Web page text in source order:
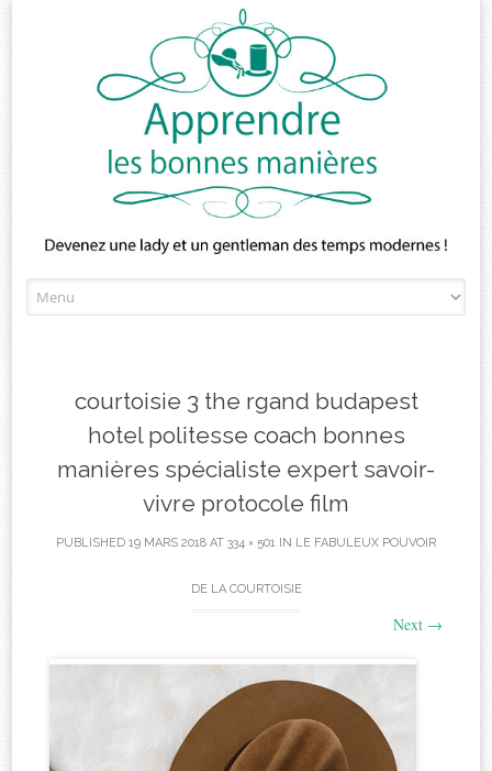
to
courtoisie 3 the rgand budapest
hotel politesse coach bonnes
manières spécialiste expert savoir-
vivre protocole film
PUBLISHED 19 MARS 2018 AT 334 × 501 IN LE FABULEUX POUVOIR
DE LA COURTOISIE
Next →